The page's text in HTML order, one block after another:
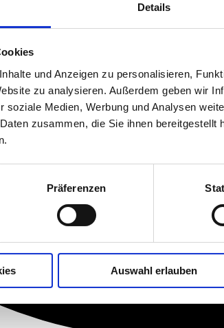
Details
und Anzeigen zu personalisieren,
zu analysieren. Außerdem geben wir
soziale Medien, Werbung und Analysen
zusammen, die Sie ihnen bereitgestellt
Präferenzen
Auswahl erlauben